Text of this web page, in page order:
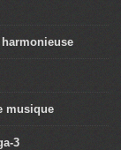
musique
3